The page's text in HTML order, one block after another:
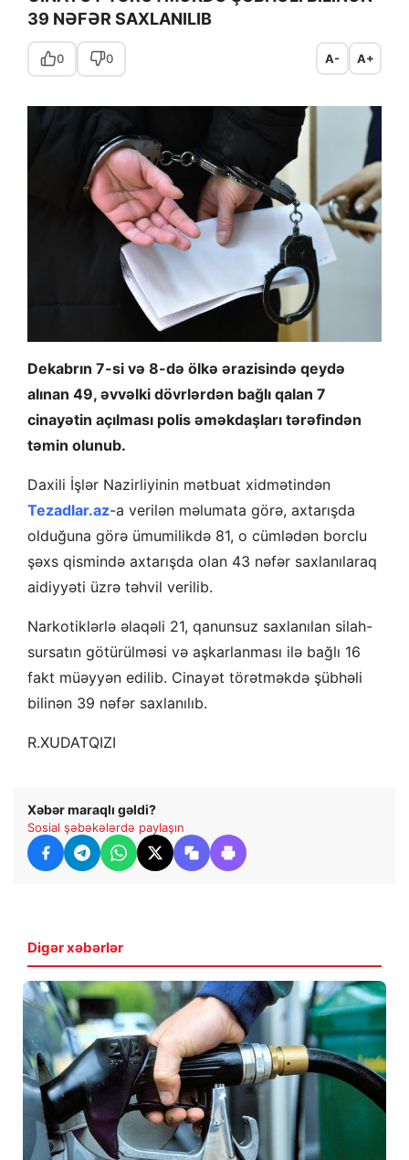
39 NƏFƏR SAXLANILIB
0 0 A- A+
Dekabrın 7-si və 8-də ölkə ərazisində qeydə
alınan 49, əvvəlki dövrlərdən bağlı qalan 7
cinayətin açılması polis əməkdaşları tərəfindən
təmin olunub.
Daxili İşlər Nazirliyinin mətbuat xidmətindən
Tezadlar.az-a verilən məlumata görə, axtarışda
olduğuna görə ümumilikdə 81, o cümlədən borclu
şəxs qismində axtarışda olan 43 nəfər saxlanılaraq
aidiyyəti üzrə təhvil verilib.
Narkotiklərlə əlaqəli 21, qanunsuz saxlanılan silah-
sursatın götürülməsi və aşkarlanması ilə bağlı 16
fakt müəyyən edilib. Cinayət törətməkdə şübhəli
bilinən 39 nəfər saxlanılıb.
R.XUDATQIZI
Xəbər maraqlı gəldi?
Sosial şəbəkələrdə paylaşın
Digər xəbərlər